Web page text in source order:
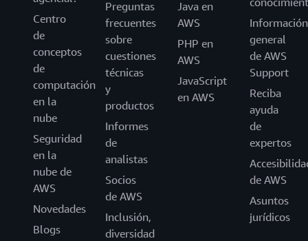
Centro
de
conceptos
de
computación
en la
nube
Seguridad
en la
nube de
AWS
Novedades
Blogs
Preguntas
frecuentes
sobre
cuestiones
técnicas
y
productos
Informes
de
analistas
Socios
de AWS
Inclusión,
diversidad
Java en
AWS
PHP en
AWS
JavaScript
en AWS
Información
general
de AWS
Support
Reciba
ayuda
de
expertos
de AWS
Asuntos
jurídicos